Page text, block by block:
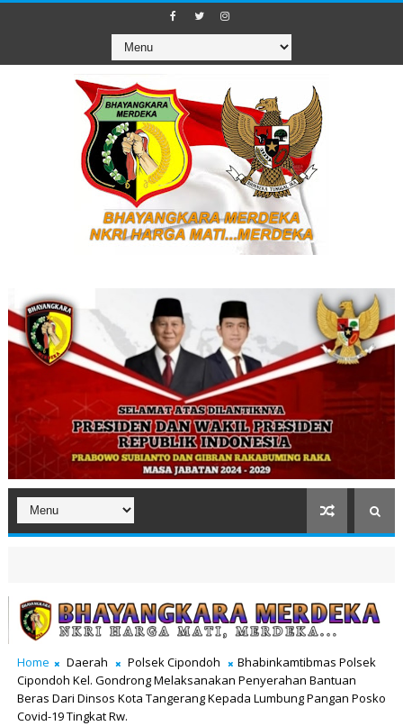
Home Daerah Polsek Cipondoh
Bhabinkamtibmas Polsek
Cipondoh Kel. Gondrong Melaksanakan Penyerahan Bantuan
Beras Dari Dinsos Kota Tangerang Kepada Lumbung Pangan Posko
Covid-19 Tingkat Rw.